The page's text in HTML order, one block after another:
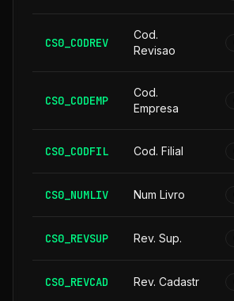
CS0_CODREV
Cod.
Revisao
CS0_CODEMP
Cod.
Empresa
CS0_CODFIL Cod. Filial
CS0_NUMLIV Num Livro
CS0_REVSUP Rev. Sup.
CS0_REVCAD Rev. Cadastr